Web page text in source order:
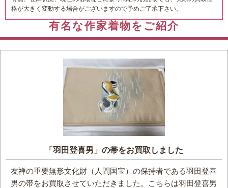
格が大きく変動する場合がございますので予めご了承下さい。
有名な作家着物をご紹介
「羽田登喜男」の帯をお買取しました
友禅の重要無形文化財（人間国宝）の保持者である羽田登喜
男の帯をお買取させていただきました。こちらは羽田登喜男